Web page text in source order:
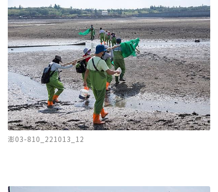
澎03-810_221013_12